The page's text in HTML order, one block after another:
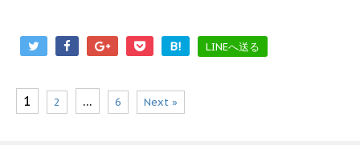
B! LINEへ送る
1 2 … 6 Next »